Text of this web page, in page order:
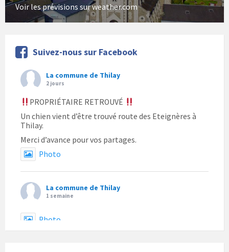
Voir les prévisions sur weather.com
Suivez-nous sur Facebook
La commune de Thilay
2 jours
PROPRIÉTAIRE RETROUVÉ
Un chien vient d’être trouvé route des Eteignères à
Thilay.
Merci d’avance pour vos partages.
Photo
La commune de Thilay
1 semaine
Photo